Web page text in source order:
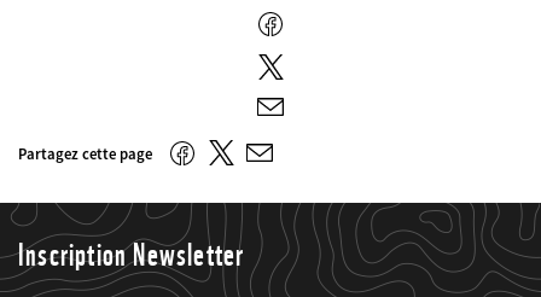
Facebook
Twitter
E-
mail
Partagez cette page FacebookTwitter
E-
Inscription Newsletter